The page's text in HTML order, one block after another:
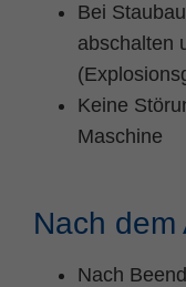
Bei
abschalten
Keine
Maschine
Nach dem
Nach